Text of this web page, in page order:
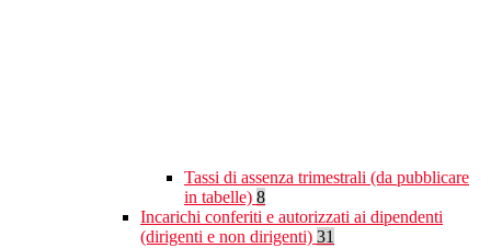
Tassi di assenza trimestrali (da pubblicare
in tabelle) 8
Incarichi conferiti e autorizzati ai dipendenti
(dirigenti e non dirigenti) 31